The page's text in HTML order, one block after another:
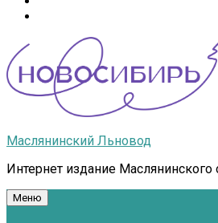
Маслянинский Льновод
Интернет издание Маслянинского
Меню